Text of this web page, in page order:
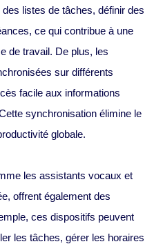
listes de tâches, définir des
ce qui contribue à une
de travail. De plus, les
sur différents
facile aux informations
synchronisation élimine le
globale.
les assistants vocaux et
offrent également des
ces dispositifs peuvent
les tâches, gérer les horaires